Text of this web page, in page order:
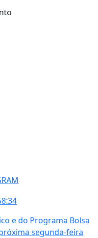
e do Programa Bolsa
segunda-feira